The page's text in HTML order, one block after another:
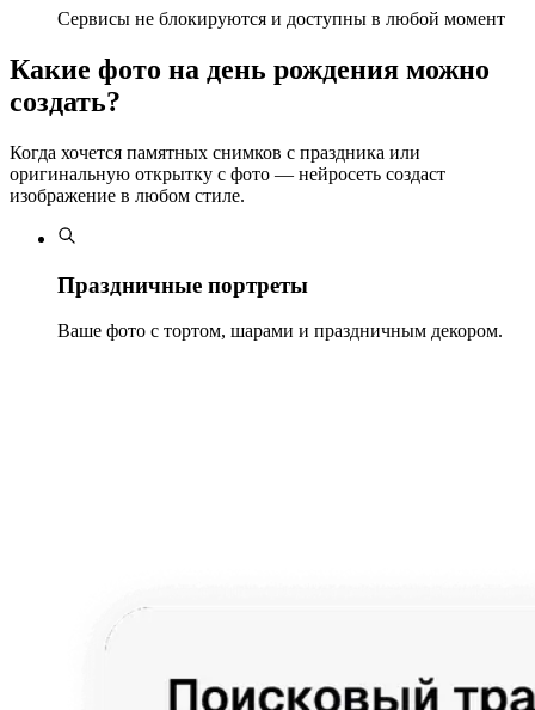
Сервисы не блокируются и доступны в любой момент
Какие фото на день рождения можно
создать?
Когда хочется памятных снимков с праздника или
оригинальную открытку с фото — нейросеть создаст
изображение в любом стиле.
Праздничные портреты
Ваше фото с тортом, шарами и праздничным декором.